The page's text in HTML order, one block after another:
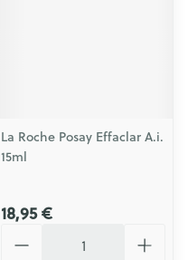
La Roche Posay Effaclar A.i.
15ml
18,95 €